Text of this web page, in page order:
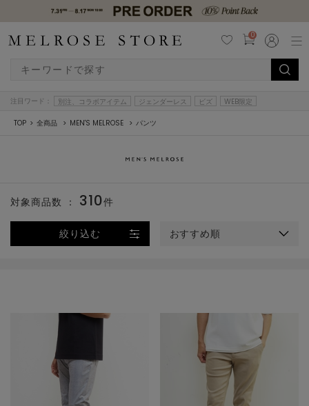
0
注目ワード： 別注、コラボアイテム ジェンダーレス ビズ WEB限定
TOP 全商品 MEN'S MELROSE パンツ
絞り込む おすすめ順
対象商品数 ： 310件